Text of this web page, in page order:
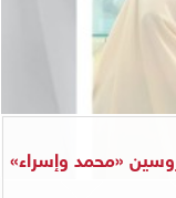
«محمد وإسراء»